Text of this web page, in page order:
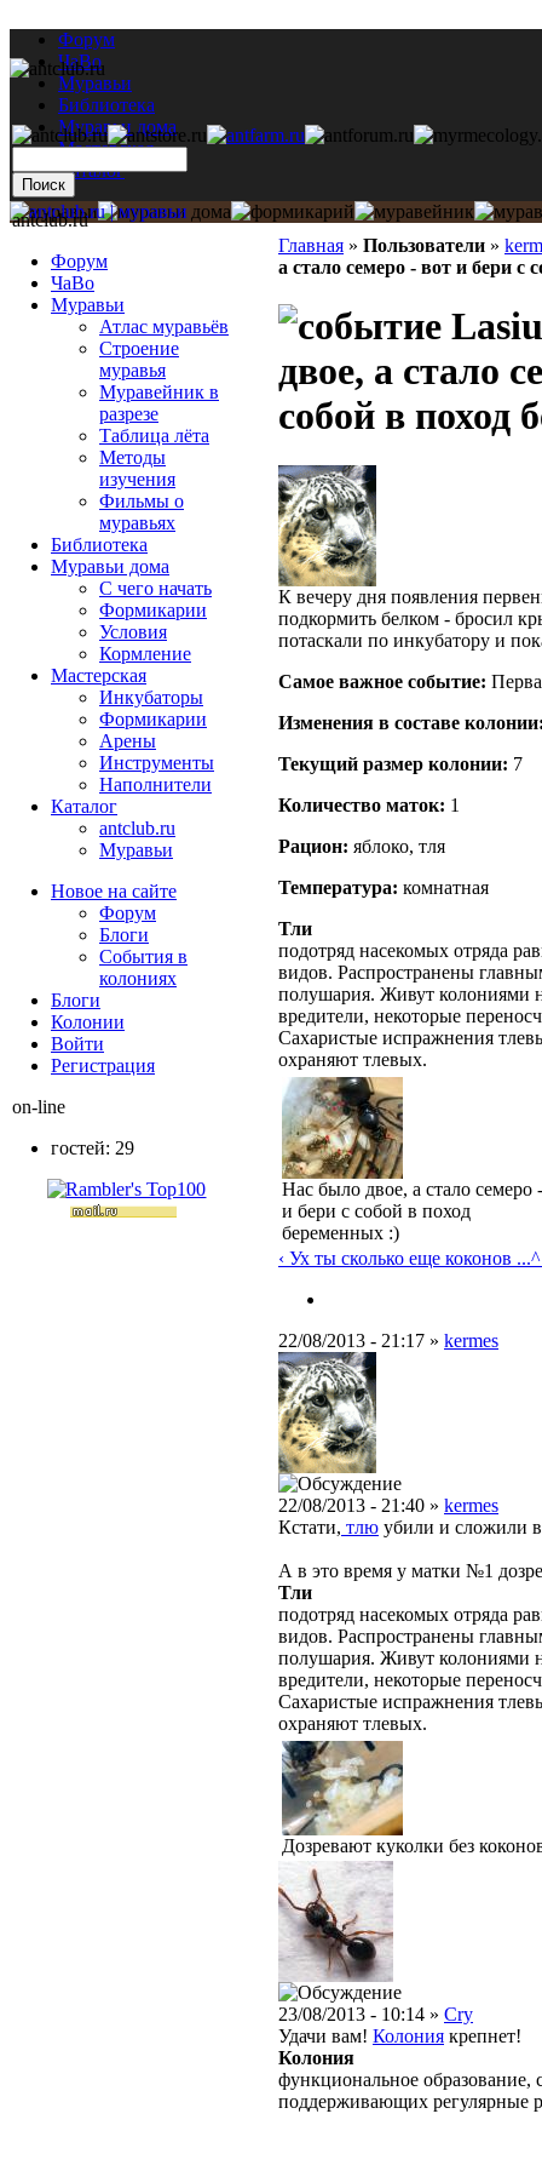
Форум
ЧаВо
Муравьи
Библиотека
Муравьи дома
Мастерская
Каталог
Главная » Пользователи »
а стало семеро - вот и бери с
двое, а стало
собой в поход
К вечеру дня появления
подкормить белком - бросил
потаскали по инкубатору и
Самое важное событие:
Изменения в составе
Текущий размер кoлонии: 7
Количество маток: 1
Рацион: яблоко, тля
Температура: комнатная
Тли
подотряд насекомых отряда
видов. Распространены
полушария. Живут колониями
вредители, некоторые
Сахаристые испражнения
охраняют тлевых.
Нас было двое, а стало семеро
и бери с собой в поход
беременных :)
‹ Ух ты сколько еще коконов ...
22/08/2013 - 21:17 » kermes
22/08/2013 - 21:40 » kermes
Кстати, тлю убили и сложили в
А в это время у матки №1
Тли
подотряд насекомых отряда
видов. Распространены
полушария. Живут колониями
вредители, некоторые
Сахаристые испражнения
охраняют тлевых.
Дозревают куколки без
23/08/2013 - 10:14 » Cry
Удачи вам! Колония крепнет!
Колония
функциональное образование,
поддерживающих регулярные
antclub.ru
Форум
ЧаВо
Муравьи
Атлас муравьёв
Строение
муравья
Муравейник в
разрезе
Таблица лёта
Методы
изучения
Фильмы о
муравьях
Библиотека
Муравьи дома
С чего начать
Формикарии
Условия
Кормление
Мастерская
Инкубаторы
Формикарии
Арены
Инструменты
Наполнители
Каталог
antclub.ru
Муравьи
Новое на сайте
Форум
Блоги
События в
колониях
Блоги
Колонии
Войти
Peгиcтpaция
on-line
гостей: 29